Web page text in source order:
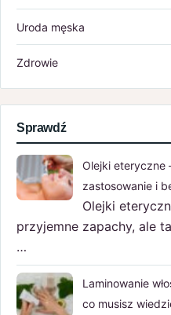
Uroda męska
Zdrowie
Sprawdź
Olejki eteryczne
zastosowanie i
Olejki
przyjemne zapachy, ale
…
Laminowanie
co musisz